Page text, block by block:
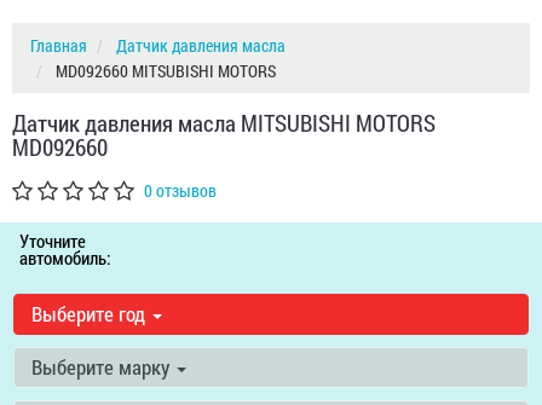
Главная
Датчик давления масла
MD092660 MITSUBISHI MOTORS
Датчик давления масла MITSUBISHI MOTORS
MD092660
0 отзывов
Уточните
автомобиль:
Выберите год
Выберите марку